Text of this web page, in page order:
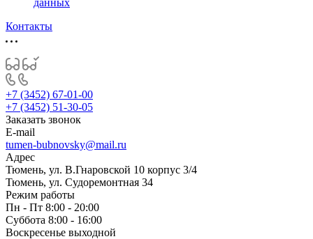
данных
Контакты
+7 (3452) 67-01-00
+7 (3452) 51-30-05
Заказать звонок
E-mail
tumen-bubnovsky@mail.ru
Адрес
Тюмень, ул. В.Гнаровской 10 корпус 3/4
Тюмень, ул. Судоремонтная 34
Режим работы
Пн - Пт 8:00 - 20:00
Суббота 8:00 - 16:00
Воскресенье выходной